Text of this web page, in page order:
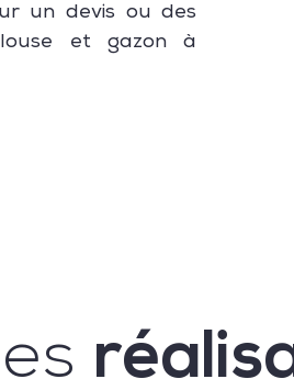
un devis ou des
et gazon à